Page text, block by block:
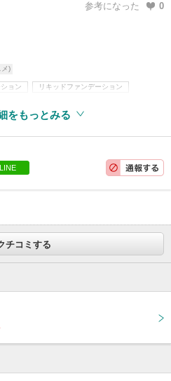
参考になった 0
メ)
ョン リキッドファンデーション
をもっとみる
LINE
チコミする